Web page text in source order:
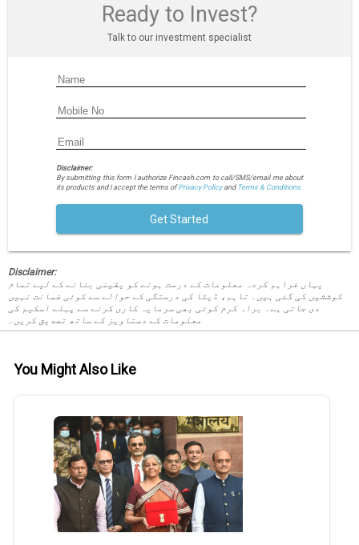
Ready to Invest?
Talk to our investment specialist
Disclaimer:
By submitting this form I authorize Fincash.com to call/SMS/email me about
its products and I accept the terms ofPrivacy Policyand Terms & Conditions.
Get Started
Disclaimer:
یہاں فراہم کردہ معلومات کے درست ہونے کو یقینی بنانے کے لیے تمام
کوششیں کی گئی ہیں۔ تاہم، ڈیٹا کی درستگی کے حوالے سے کوئی ضمانت نہیں
دی جاتی ہے۔ براہ کرم کوئی بھی سرمایہ کاری کرنے سے پہلے اسکیم کی
معلومات کے دستاویز کے ساتھ تصدیق کریں۔
You Might Also Like